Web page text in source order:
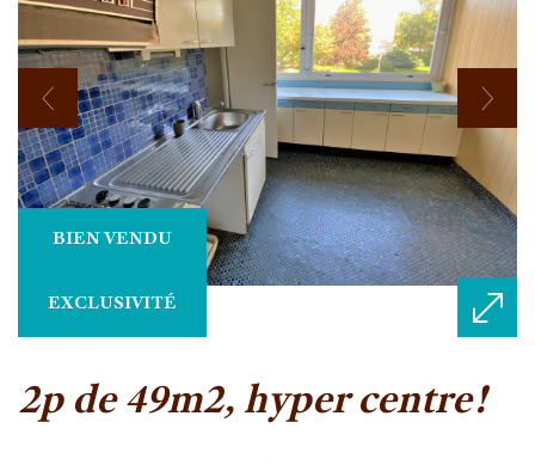
BIEN VENDU
EXCLUSIVITÉ
2p de 49m2, hyper centre!